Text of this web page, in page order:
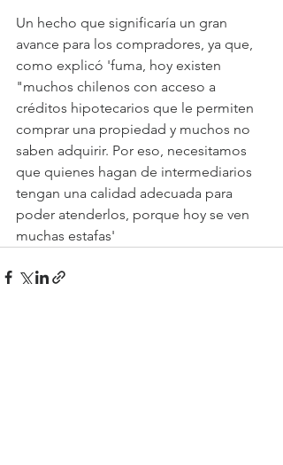
Un hecho que significaría un gran
avance para los compradores, ya que,
como explicó 'fuma, hoy existen
"muchos chilenos con acceso a
créditos hipotecarios que le permiten
comprar una propiedad y muchos no
saben adquirir. Por eso, necesitamos
que quienes hagan de intermediarios
tengan una calidad adecuada para
poder atenderlos, porque hoy se ven
muchas estafas'